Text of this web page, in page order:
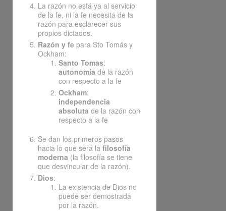
La razón no está ya al servicio
de la fe, ni la fe necesita de la
razón para esclarecer sus
propios dictados.
Razón y fe para Sto Tomás y
Ockham:
Santo Tomas:
autonomía de la razón
con respecto a la fe
Ockham:
independencia
absoluta de la razón con
respecto a la fe
Se dan los primeros pasos
hacia lo que será la filosofía
moderna (la filosofía se tiene
que desvincular de la razón).
Dios:
La existencia de Dios no
puede ser demostrada
por la razón.